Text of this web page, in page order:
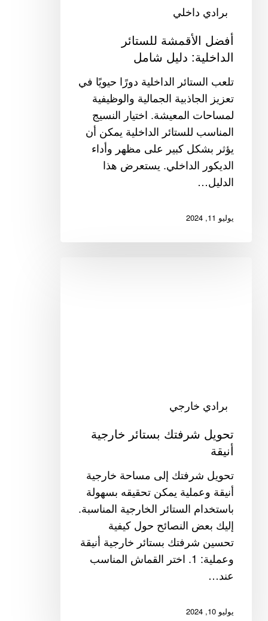
برادي داخلي
أفضل الأقمشة للستائر
الداخلية: دليل شامل
تلعب الستائر الداخلية دورًا حيويًا في
تعزيز الجاذبية الجمالية والوظيفية
لمساحات المعيشة. اختيار النسيج
المناسب للستائر الداخلية يمكن أن
يؤثر بشكل كبير على مظهر وأداء
الديكور الداخلي. يستعرض هذا
الدليل…
يوليو 11, 2024
برادي خارجي
تحويل شرفتك بستائر خارجية
أنيقة
تحويل شرفتك إلى مساحة خارجية
أنيقة وعملية يمكن تحقيقه بسهولة
باستخدام الستائر الخارجية المناسبة.
إليك بعض النصائح حول كيفية
تحسين شرفتك بستائر خارجية أنيقة
وعملية: 1. اختر القماش المناسب
عند…
يوليو 10, 2024